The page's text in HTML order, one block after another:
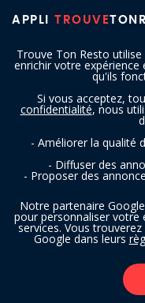
Trouve Ton Resto
enrichir votre
qu'ils
Si vous acceptez,
confidentialité, nous
- Améliorer la qualité
- Diffuser des
- Proposer des
Notre partenaire
pour personnaliser votre
services. Vous
Google dans leurs
APPLI TROUVE
SUIVEZ-NOUS
Copyright © 2016 - 2026
Resto SRL | Rue